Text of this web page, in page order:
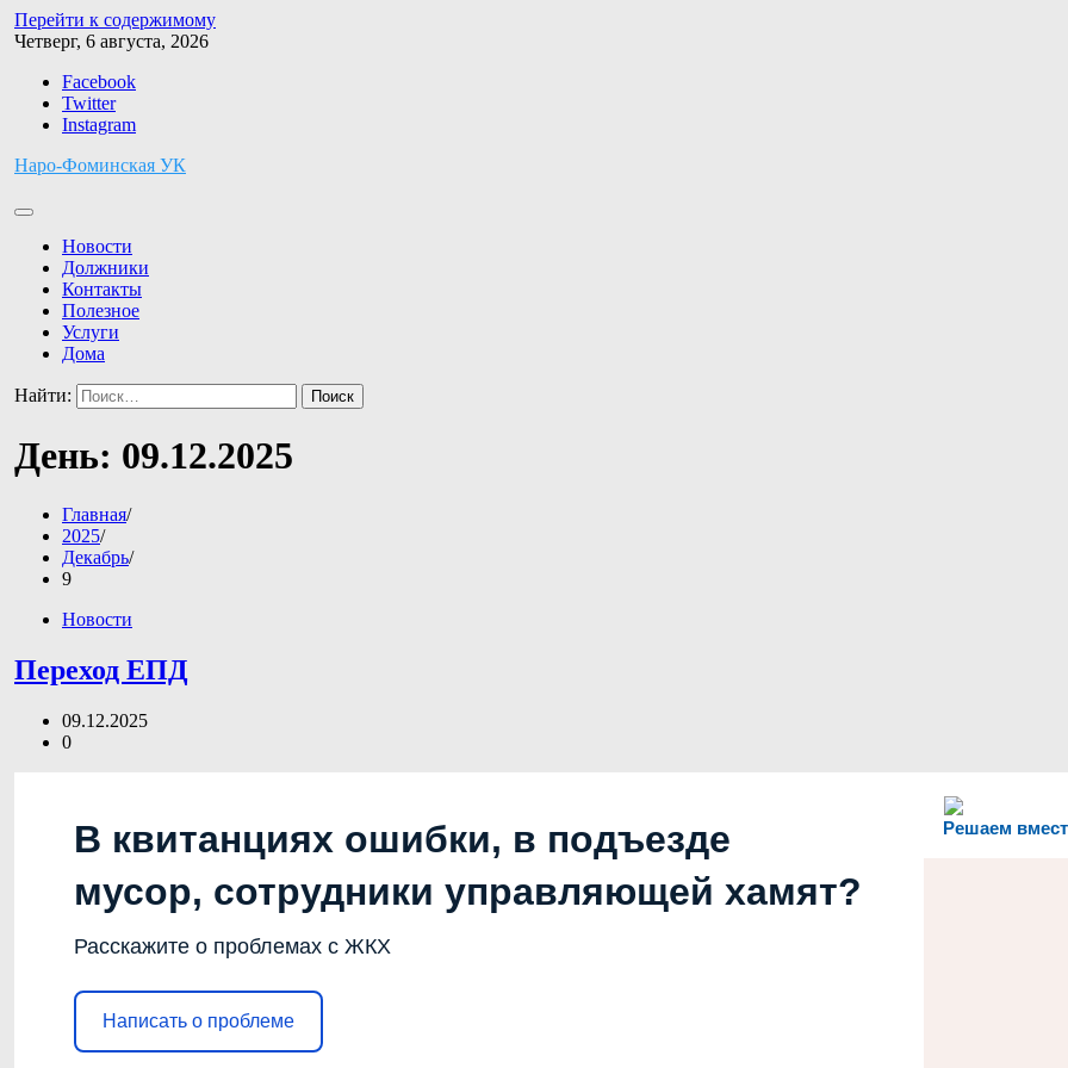
Перейти к содержимому
Четверг, 6 августа, 2026
Facebook
Twitter
Instagram
Наро-Фоминская УК
Новости
Должники
Контакты
Полезное
Услуги
Дома
Найти:
День: 09.12.2025
Главная
2025
Декабрь
9
Новости
Переход ЕПД
09.12.2025
0
Решаем
В квитанциях ошибки, в подъезде
мусор, сотрудники управляющей хамят?
Расскажите о проблемах с ЖКХ
Написать о проблеме